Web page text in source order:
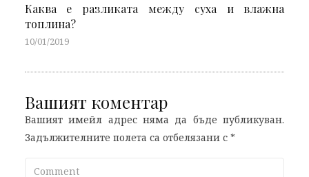
Каква е разликата между суха и влажна
топлина?
10/01/2019
Вашият коментар
Вашият имейл адрес няма да бъде публикуван.
Задължителните полета са отбелязани с *
Comment